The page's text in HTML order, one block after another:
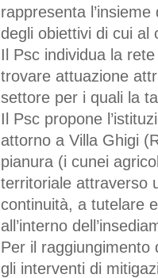
rappresenta
degli obiettivi di cui al
Il Psc individua la
trovare attuazione
settore per i quali la
Il Psc propone
attorno a Villa Ghigi
pianura (i cunei
territoriale attraverso
continuità, a tutelare
all’interno
Per il raggiungimento
gli interventi di